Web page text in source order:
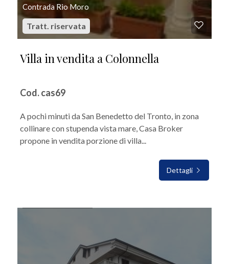
Contrada Rio Moro
Tratt. riservata
Villa in vendita a Colonnella
Cod. cas69
A pochi minuti da San Benedetto del Tronto, in zona
collinare con stupenda vista mare, Casa Broker
propone in vendita porzione di villa...
Dettagli